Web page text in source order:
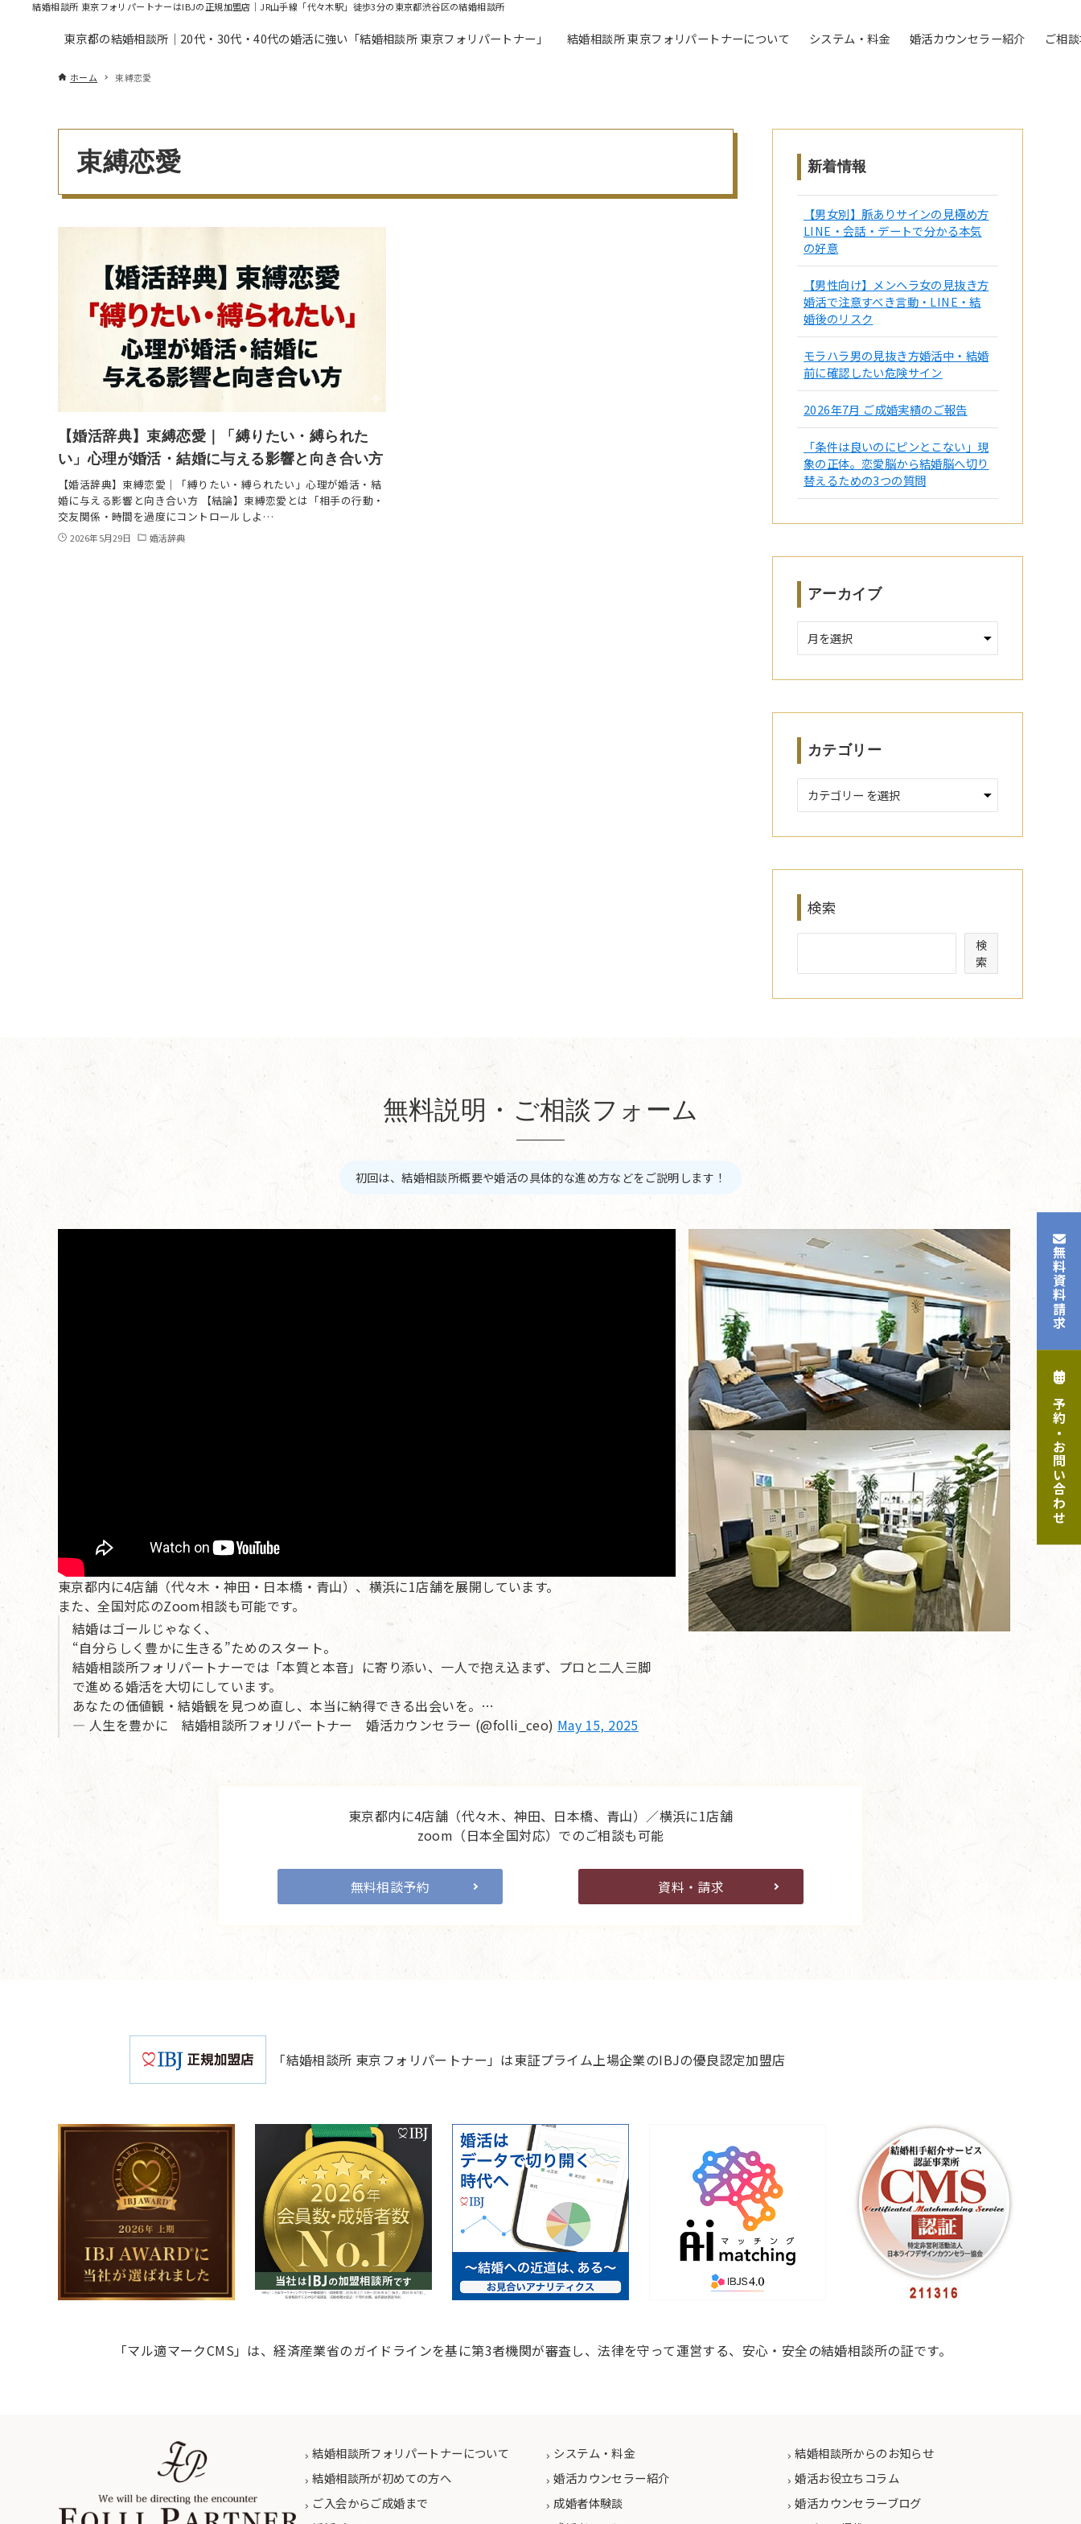
結婚相談所 東京フォリパートナーはIBJの正規加盟店｜JR山手線「代々木駅」徒歩3分の東京都渋谷区の結婚相談所
東京都の結婚相談所｜20代・30代・40代の婚活に強い「結婚相談所 東京フォリパートナー」 結婚相談所 東京フォリパートナーについて システム・料金 婚活カウンセラー紹介 ご相
ホーム 束縛恋愛
束縛恋愛
【婚活辞典】束縛恋愛｜「縛りたい・縛られた
い」心理が婚活・結婚に与える影響と向き合い方
【婚活辞典】束縛恋愛｜「縛りたい・縛られたい」心理が婚活・結
婚に与える影響と向き合い方 【結論】束縛恋愛とは「相手の行動・
交友関係・時間を過度にコントロールしよ…
2026年5月29日 婚活辞典
新着情報
【男女別】脈ありサインの見極め方
LINE・会話・デートで分かる本気
の好意
【男性向け】メンヘラ女の見抜き方
婚活で注意すべき言動・LINE・結
婚後のリスク
モラハラ男の見抜き方婚活中・結婚
前に確認したい危険サイン
2026年7月 ご成婚実績のご報告
「条件は良いのにピンとこない」現
象の正体。恋愛脳から結婚脳へ切り
替えるための3つの質問
アーカイブ
ー
イ
カテゴリー
検索
検
索
無料説明・ご相談フォーム
初回は、結婚相談所概要や婚活の具体的な進め方などをご説明します！
東京都内に4店舗（代々木・神田・日本橋・青山）、横浜に1店舗を展開しています。
また、全国対応のZoom相談も可能です。
結婚はゴールじゃなく、
“自分らしく豊かに生きる”ためのスタート。
結婚相談所フォリパートナーでは「本質と本音」に寄り添い、一人で抱え込まず、プロと二人三脚
で進める婚活を大切にしています。
あなたの価値観・結婚観を見つめ直し、本当に納得できる出会いを。…
— 人生を豊かに 結婚相談所フォリパートナー 婚活カウンセラー (@folli_ceo) May 15, 2025
東京都内に4店舗（代々木、神田、日本橋、青山）／横浜に1店舗
zoom（日本全国対応）でのご相談も可能
無料相談予約 資料・請求
「結婚相談所 東京フォリパートナー」は東証プライム上場企業のIBJの優良認定加盟店
「マル適マークCMS」は、経済産業省のガイドラインを基に第3者機関が審査し、法律を守って運営する、安心・安全の結婚相談所の証です。
結婚相談所フォリパートナーについて
結婚相談所が初めての方へ
ご入会からご成婚まで
システム・料金
婚活カウンセラー紹介
成婚者体験談
結婚相談所からのお知らせ
婚活お役立ちコラム
婚活カウンセラーブログ
無料資料請求
ご予約・お問い合わせ